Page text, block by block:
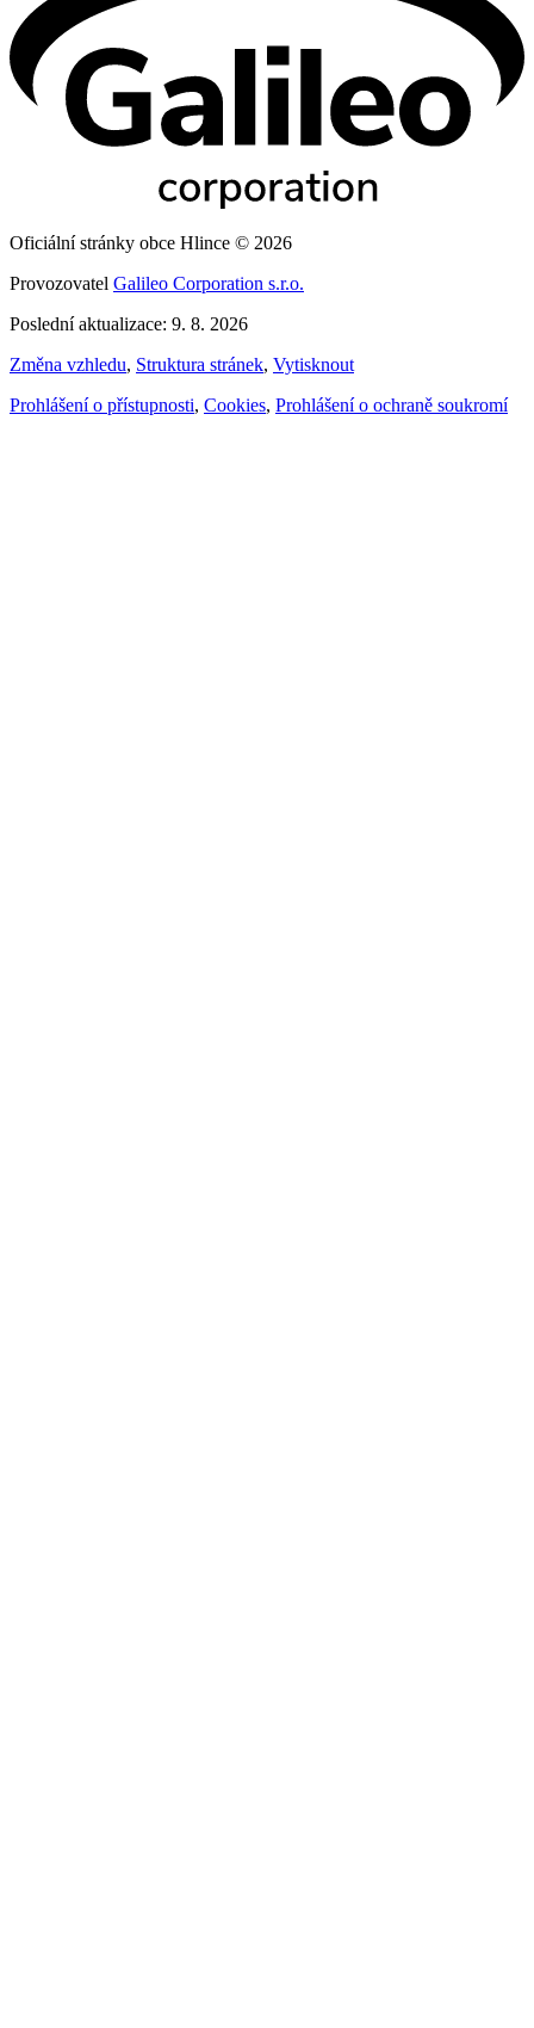
Oficiální stránky obce Hlince © 2026
Provozovatel Galileo Corporation s.r.o.
Poslední aktualizace: 9. 8. 2026
Změna vzhledu, Struktura stránek, Vytisknout
Prohlášení o přístupnosti, Cookies, Prohlášení o ochraně soukromí